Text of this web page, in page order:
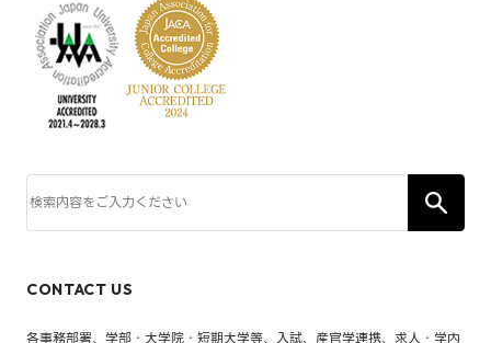
CONTACT US
各事務部署、学部・大学院・短期大学等、入試、産官学連携、求人・学内